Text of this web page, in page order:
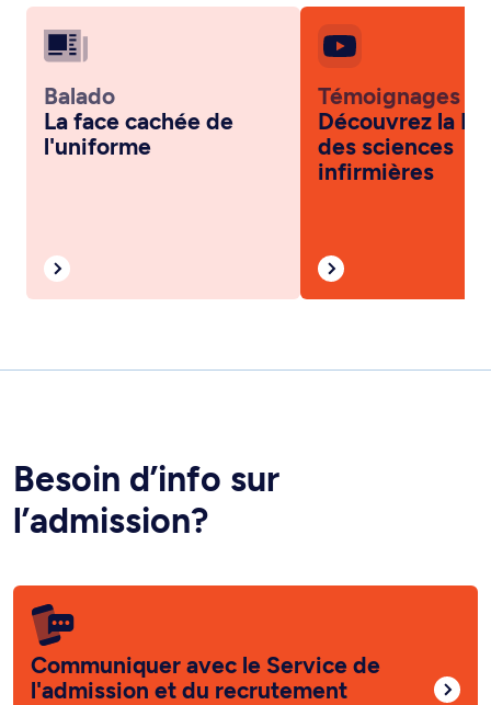
Balado
La face cachée de
l'uniforme
Témoignages
Découvrez la
des sciences
infirmières
Besoin d’info sur
l’admission?
Communiquer avec le Service de
l'admission et du recrutement